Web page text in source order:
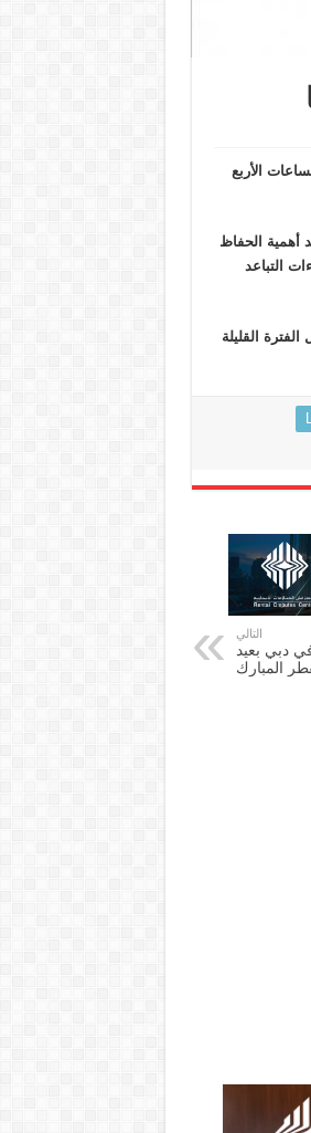
وفاة إضافية خلال الساعات الأربع
أهمية الحفاظ
التباعد
القليلة
التالي
دبي بعيد
المبارك